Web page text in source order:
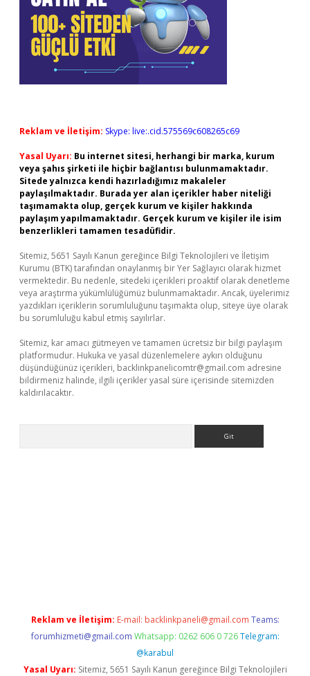
Reklam ve İletişim: Skype: live:.cid.575569c608265c69
Yasal Uyarı: Bu internet sitesi, herhangi bir marka, kurum
veya şahıs şirketi ile hiçbir bağlantısı bulunmamaktadır.
Sitede yalnızca kendi hazırladığımız makaleler
paylaşılmaktadır. Burada yer alan içerikler haber niteliği
taşımamakta olup, gerçek kurum ve kişiler hakkında
paylaşım yapılmamaktadır. Gerçek kurum ve kişiler ile isim
benzerlikleri tamamen tesadüfidir.
Sitemiz, 5651 Sayılı Kanun gereğince Bilgi Teknolojileri ve İletişim
Kurumu (BTK) tarafından onaylanmış bir Yer Sağlayıcı olarak hizmet
vermektedir. Bu nedenle, sitedeki içerikleri proaktif olarak denetleme
veya araştırma yükümlülüğümüz bulunmamaktadır. Ancak, üyelerimiz
yazdıkları içeriklerin sorumluluğunu taşımakta olup, siteye üye olarak
bu sorumluluğu kabul etmiş sayılırlar.
Sitemiz, kar amacı gütmeyen ve tamamen ücretsiz bir bilgi paylaşım
platformudur. Hukuka ve yasal düzenlemelere aykırı olduğunu
düşündüğünüz içerikleri, backlinkpanelicomtr@gmail.com adresine
bildirmeniz halinde, ilgili içerikler yasal süre içerisinde sitemizden
kaldırılacaktır.
Reklam ve İletişim: E-mail: backlinkpaneli@gmail.com Teams:
forumhizmeti@gmail.com Whatsapp: 0262 606 0 726 Telegram:
@karabul
Yasal Uyarı: Sitemiz, 5651 Sayılı Kanun gereğince Bilgi Teknolojileri